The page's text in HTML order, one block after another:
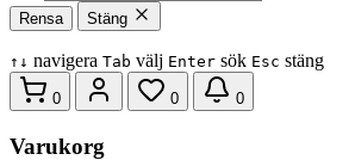
Rensa Stäng
↑ ↓ navigera Tab välj Enter sök Esc stäng
0 0 0
Varukorg